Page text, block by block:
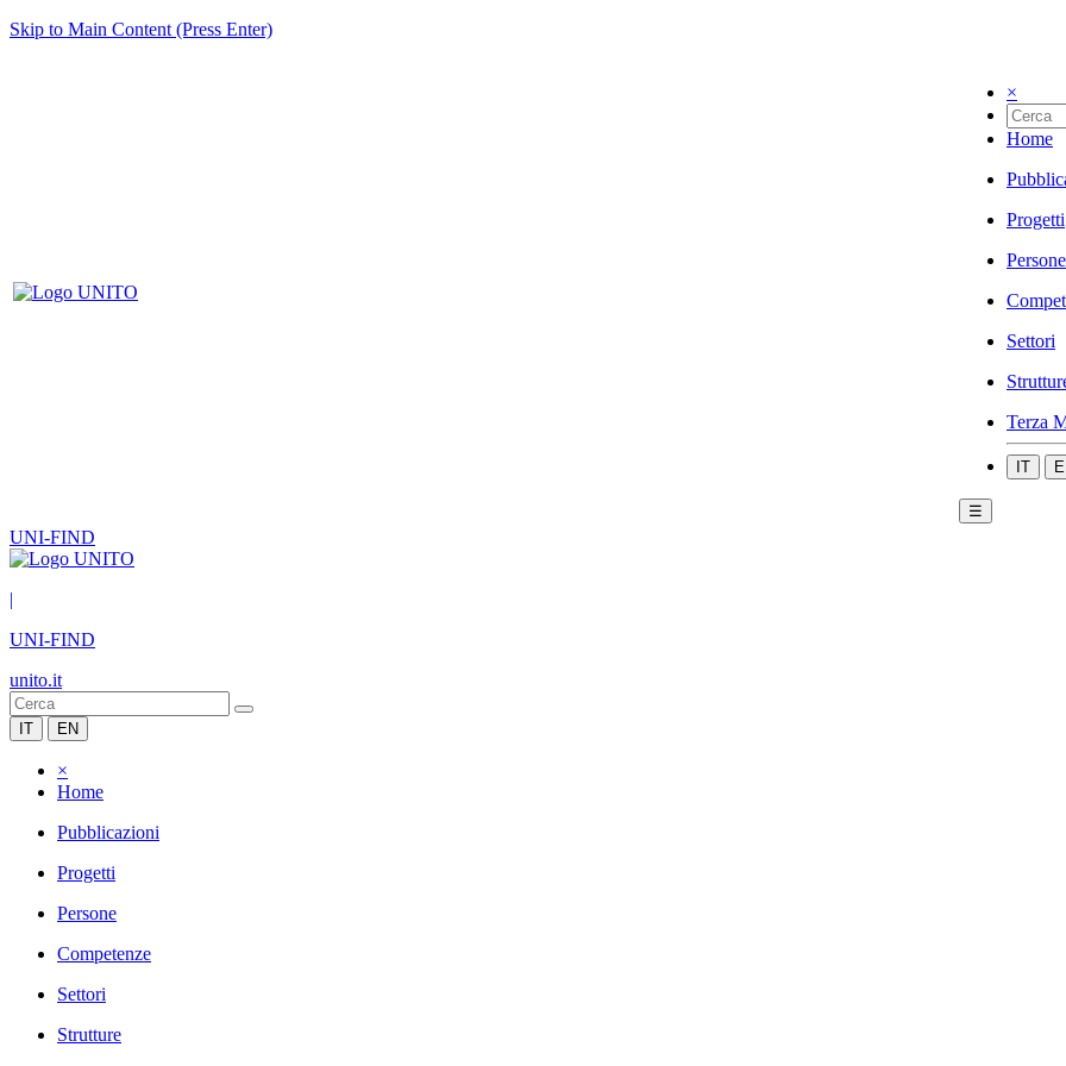
Skip to Main Content (Press Enter)
×
Home
Progetti
Persone
Settori
Terza
IT
☰
UNI-FIND
|
UNI-FIND
unito.it
IT EN
×
Home
Pubblicazioni
Progetti
Persone
Competenze
Settori
Strutture